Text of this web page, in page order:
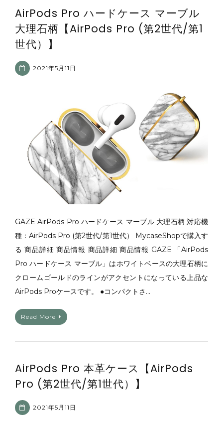
AirPods Pro ハードケース マーブル
大理石柄【AirPods Pro (第2世代/第1
世代）】
2021年5月11日
GAZE AirPods Pro ハードケース マーブル 大理石柄 対応機
種：AirPods Pro (第2世代/第1世代） MycaseShopで購入す
る 商品詳細 商品情報 商品詳細 商品情報 GAZE 「AirPods
Pro ハードケース マーブル」はホワイトベースの大理石柄に
クロームゴールドのラインがアクセントになっている上品な
AirPods Proケースです。 ●コンパクトさ…
Read More
AirPods Pro 本革ケース【AirPods
Pro (第2世代/第1世代）】
2021年5月11日